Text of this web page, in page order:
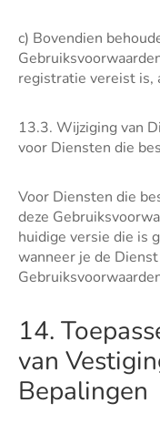
c) Bovendien
registratie vereist is,
13.3. Wijziging van
voor Diensten die
Voor Diensten die
deze
huidige versie die is
wanneer je de
14.
van
Bepalingen